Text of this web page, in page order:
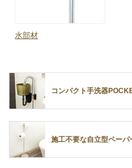
水部材
コンパクト手洗器
施工不要な自立型ペー